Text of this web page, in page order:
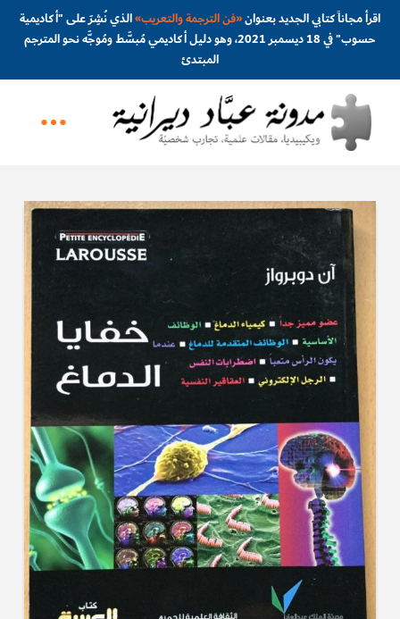
اقرأ مجاناً كتابي الجديد بعنوان«فن الترجمة والتعريب»الذي نُشِرَ على "أكاديمية
حسوب" في 18 ديسمبر 2021، وهو دليل أكاديمي مُبسَّط ومُوجَّه نحو المترجم
المبتدئ